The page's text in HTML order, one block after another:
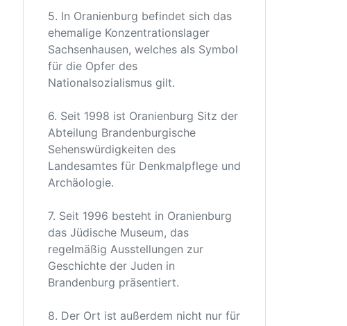
5. In Oranienburg befindet sich das
ehemalige Konzentrationslager
Sachsenhausen, welches als Symbol
für die Opfer des
Nationalsozialismus gilt.
6. Seit 1998 ist Oranienburg Sitz der
Abteilung Brandenburgische
Sehenswürdigkeiten des
Landesamtes für Denkmalpflege und
Archäologie.
7. Seit 1996 besteht in Oranienburg
das Jüdische Museum, das
regelmäßig Ausstellungen zur
Geschichte der Juden in
Brandenburg präsentiert.
8. Der Ort ist außerdem nicht nur für